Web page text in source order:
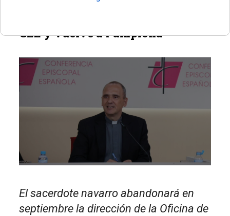
CEE y vuelve a Pamplona
El sacerdote navarro abandonará en
septiembre la dirección de la Oficina de